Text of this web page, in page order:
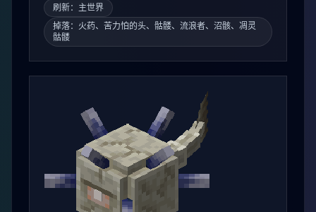
刷新：主世界
掉落：火药、苦力怕的头、骷髅、流浪者、沼骸、凋灵
骷髅